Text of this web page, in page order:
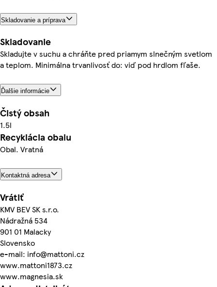
Skladovanie a príprava
Skladovanie
Skladujte v suchu a chráňte pred priamym slnečným svetlom
a teplom. Minimálna trvanlivosť do: viď pod hrdlom fľaše.
Ďalšie informácie
Čistý obsah
1.5l
Recyklácia obalu
Obal. Vratná
Kontaktná adresa
Vrátiť
KMV BEV SK s.r.o.
Nádražná 534
901 01 Malacky
Slovensko
e-mail: info@mattoni.cz
www.mattoni1873.cz
www.magnesia.sk